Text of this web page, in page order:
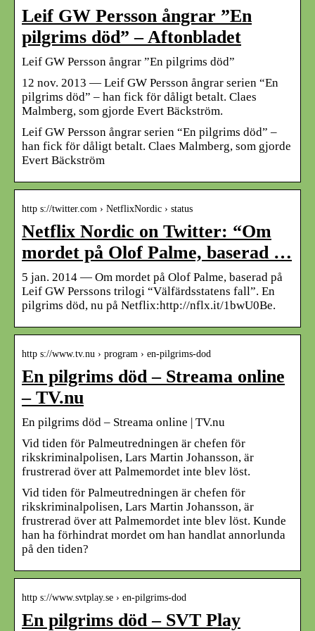
Leif GW Persson ångrar ”En
pilgrims död” – Aftonbladet
Leif GW Persson ångrar ”En pilgrims död”
12 nov. 2013 — Leif GW Persson ångrar serien “En
pilgrims död” – han fick för dåligt betalt. Claes
Malmberg, som gjorde Evert Bäckström.
Leif GW Persson ångrar serien “En pilgrims död” –
han fick för dåligt betalt. Claes Malmberg, som gjorde
Evert Bäckström
http s://twitter.com › NetflixNordic › status
Netflix Nordic on Twitter: “Om
mordet på Olof Palme, baserad …
5 jan. 2014 — Om mordet på Olof Palme, baserad på
Leif GW Perssons trilogi “Välfärdsstatens fall”. En
pilgrims död, nu på Netflix:http://nflx.it/1bwU0Be.
http s://www.tv.nu › program › en-pilgrims-dod
En pilgrims död – Streama online
– TV.nu
En pilgrims död – Streama online | TV.nu
Vid tiden för Palmeutredningen är chefen för
rikskriminalpolisen, Lars Martin Johansson, är
frustrerad över att Palmemordet inte blev löst.
Vid tiden för Palmeutredningen är chefen för
rikskriminalpolisen, Lars Martin Johansson, är
frustrerad över att Palmemordet inte blev löst. Kunde
han ha förhindrat mordet om han handlat annorlunda
på den tiden?
http s://www.svtplay.se › en-pilgrims-dod
En pilgrims död – SVT Play